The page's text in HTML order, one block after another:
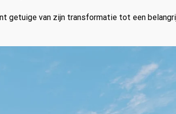
getuige van zijn transformatie tot een